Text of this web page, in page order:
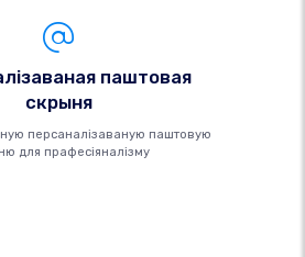
паштовая
скрыня
персаналізаваную паштовую
для прафесіяналізму